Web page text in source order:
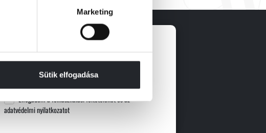
Marketing
Sütik elfogadása
E-mail cím
Elfogadom afelhasználási feltételeketés az
adatvédelmi nyilatkozatot